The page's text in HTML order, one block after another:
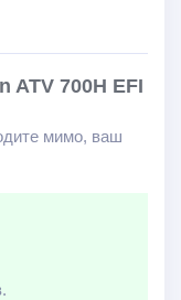
ATV 700H EFI
мимо, ваш